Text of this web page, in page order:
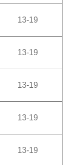
13-19
13-19
13-19
13-19
13-19